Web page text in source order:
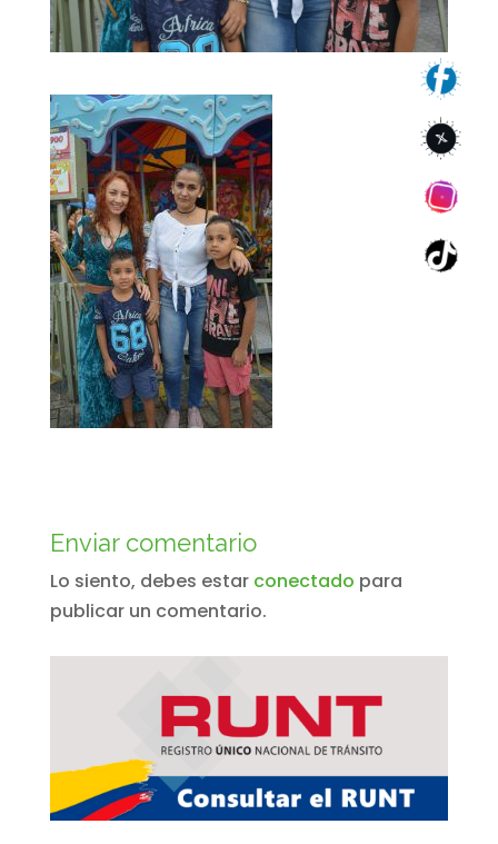
Enviar comentario
Lo siento, debes estar conectado para
publicar un comentario.